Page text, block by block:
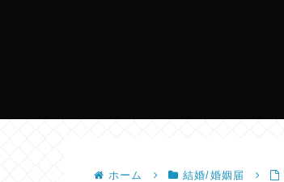
ホーム 結婚/婚姻届